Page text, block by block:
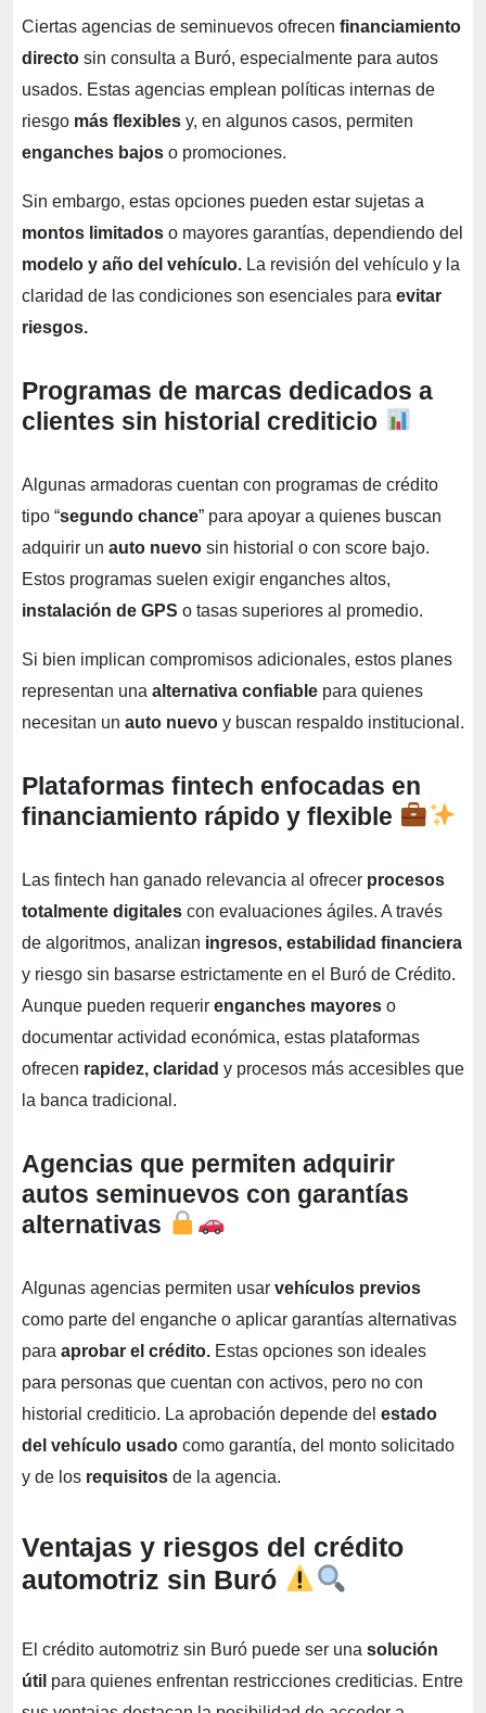
Ciertas agencias de seminuevos ofrecen financiamiento
directo sin consulta a Buró, especialmente para autos
usados. Estas agencias emplean políticas internas de
riesgo más flexibles y, en algunos casos, permiten
enganches bajos o promociones.
Sin embargo, estas opciones pueden estar sujetas a
montos limitados o mayores garantías, dependiendo del
modelo y año del vehículo. La revisión del vehículo y la
claridad de las condiciones son esenciales para evitar
riesgos.
Programas de marcas dedicados a
clientes sin historial crediticio
Algunas armadoras cuentan con programas de crédito
tipo “segundo chance” para apoyar a quienes buscan
adquirir un auto nuevo sin historial o con score bajo.
Estos programas suelen exigir enganches altos,
instalación de GPS o tasas superiores al promedio.
Si bien implican compromisos adicionales, estos planes
representan una alternativa confiable para quienes
necesitan un auto nuevo y buscan respaldo institucional.
Plataformas fintech enfocadas en
financiamiento rápido y flexible
Las fintech han ganado relevancia al ofrecer procesos
totalmente digitales con evaluaciones ágiles. A través
de algoritmos, analizan ingresos, estabilidad financiera
y riesgo sin basarse estrictamente en el Buró de Crédito.
Aunque pueden requerir enganches mayores o
documentar actividad económica, estas plataformas
ofrecen rapidez, claridad y procesos más accesibles que
la banca tradicional.
Agencias que permiten adquirir
autos seminuevos con garantías
alternativas
Algunas agencias permiten usar vehículos previos
como parte del enganche o aplicar garantías alternativas
para aprobar el crédito. Estas opciones son ideales
para personas que cuentan con activos, pero no con
historial crediticio. La aprobación depende del estado
del vehículo usado como garantía, del monto solicitado
y de los requisitos de la agencia.
Ventajas y riesgos del crédito
automotriz sin Buró
El crédito automotriz sin Buró puede ser una solución
útil para quienes enfrentan restricciones crediticias. Entre